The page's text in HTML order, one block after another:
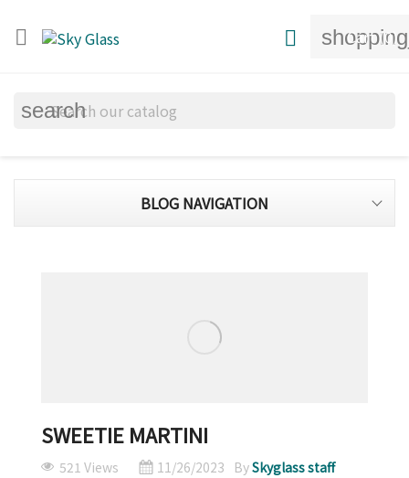
 Cart(0)

search
BLOG NAVIGATION
SWEETIE MARTINI
521 Views 11/26/2023 BySkyglass staff